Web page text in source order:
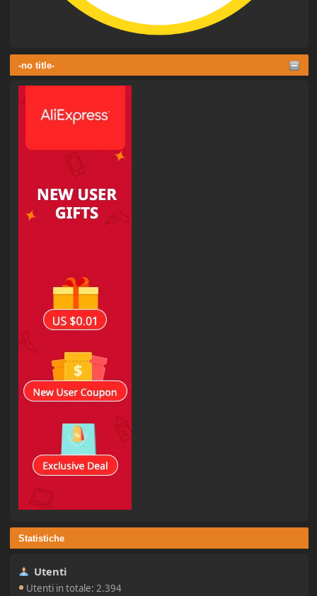
-no title-
Statistiche
Utenti
Utenti in totale: 2.394